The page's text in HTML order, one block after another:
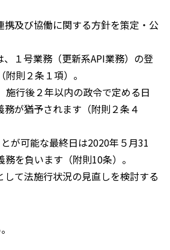
及び協働に関する方針を策定・公
１号業務（更新系API業務）の登
則２条１項）。
行後２年以内の政令で定める日
が猶予されます（附則２条４
が可能な最終日は2020年５月31
を負います（附則10条）。
て法施行状況の見直しを検討する